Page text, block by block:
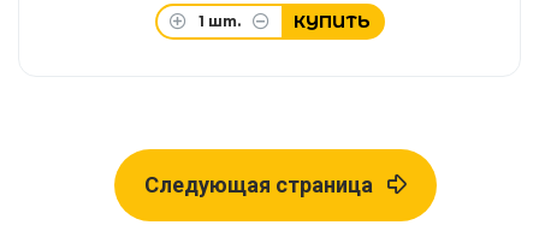
1 шт. КУПИТЬ
Следующая страница